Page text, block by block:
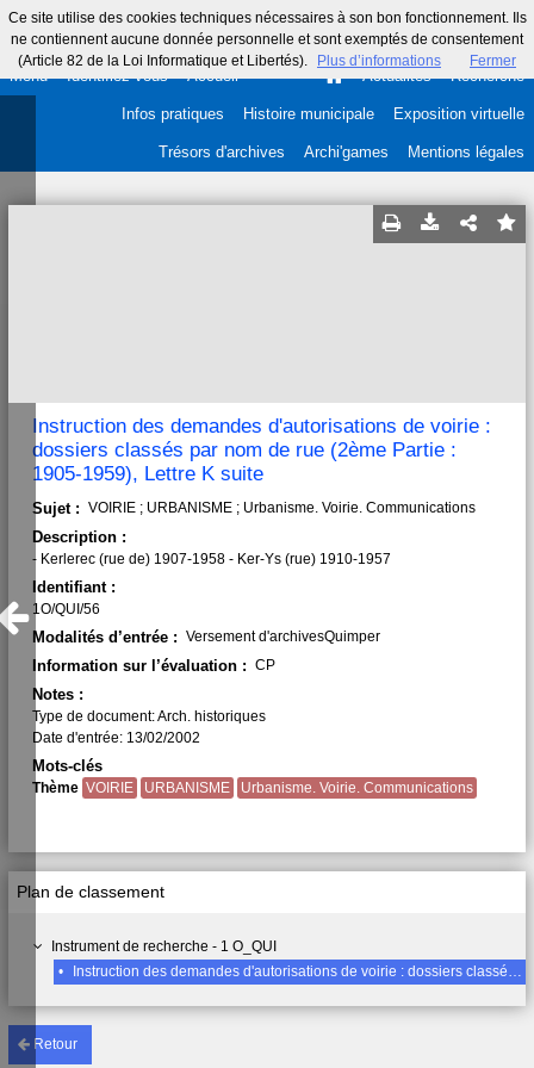
Ce site utilise des cookies techniques nécessaires à son bon fonctionnement. Ils
ne contiennent aucune donnée personnelle et sont exemptés de consentement
(Article 82 de la Loi Informatique et Libertés).
Plus d’informations Fermer
Menu Identifiez-vous Accueil Actualités Recherche
Infos pratiques Histoire municipale Exposition virtuelle
Trésors d'archives Archi'games Mentions légales
Retour
Plan de classement
Instrument de recherche - 1 O_QUI
•
Instruction des demandes d'autorisations de voirie : dossiers classés par nom de rue (2ème Partie : 1905-1959), Lettre K suite
Instruction des demandes d'autorisations de voirie :
dossiers classés par nom de rue (2ème Partie :
1905-1959), Lettre K suite
Sujet : VOIRIE ; URBANISME ; Urbanisme. Voirie. Communications
Description :
- Kerlerec (rue de) 1907-1958 - Ker-Ys (rue) 1910-1957
Identifiant :
1O/QUI/56
Modalités d’entrée : Versement d'archivesQuimper
Information sur l’évaluation : CP
Notes :
Type de document: Arch. historiques
Date d'entrée: 13/02/2002
Mots-clés
Thème VOIRIE URBANISME Urbanisme. Voirie. Communications